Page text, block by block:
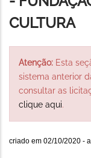
CULTURA
Atenção: Esta
sistema anterior
consultar as
clique aqui.
criado em 02/10/2020 -